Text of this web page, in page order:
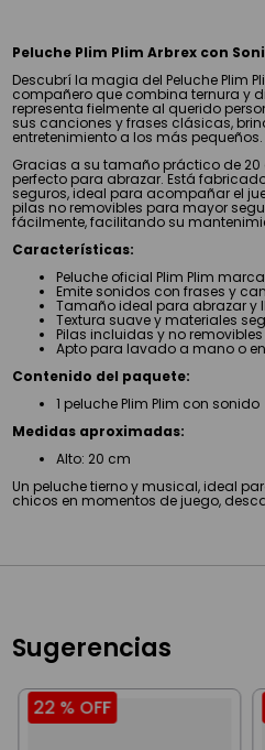
Peluche Plim Plim Arbrex con
Descubrí la magia del Peluche Plim
compañero que combina ternura y
representa fielmente al querido
sus canciones y frases clásicas,
entretenimiento a los más pequeños.
Gracias a su tamaño práctico de
perfecto para abrazar. Está
seguros, ideal para acompañar el
pilas no removibles para mayor
fácilmente, facilitando su
Características:
Peluche oficial Plim Plim
Emite sonidos con frases y
Tamaño ideal para abrazar y
Textura suave y materiales
Pilas incluidas y no removibles
Apto para lavado a mano o
Contenido del paquete:
1 peluche Plim Plim con sonido
Medidas aproximadas:
Alto: 20 cm
Un peluche tierno y musical, ideal
chicos en momentos de juego,
Sugerencias
22 % OFF